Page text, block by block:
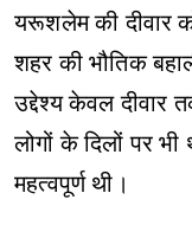
यरूशलेम की दीवार
शहर की भौतिक
उद्देश्य केवल दीवार
लोगों के दिलों पर भी
महत्वपूर्ण थी।